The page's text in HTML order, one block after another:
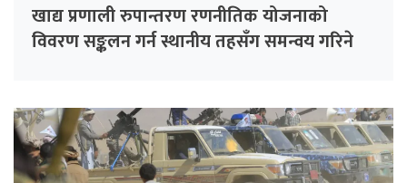
खाद्य प्रणाली रुपान्तरण रणनीतिक योजनाको
विवरण सङ्कलन गर्न स्थानीय तहसँग समन्वय गरिने